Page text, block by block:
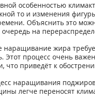
особенностью
то и изменения
Объяснить это
на
наращивание жира
Этот процесс очень
что приведёт к
наращивания
легче переносят